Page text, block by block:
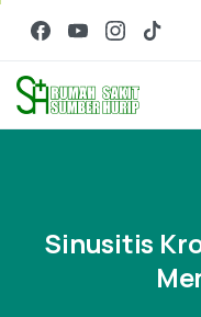
Sinusitis